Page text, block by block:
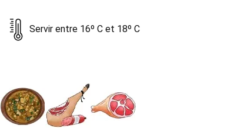
Servir entre 16º C et 18º C